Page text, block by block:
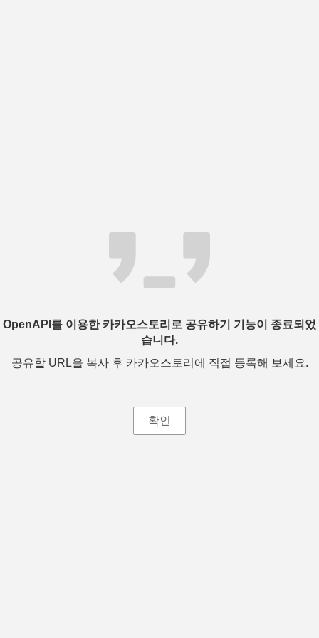
OpenAPI를 이용한 카카오스토리로 공유하기 기능이 종료되었
습니다.
공유할 URL을 복사 후 카카오스토리에 직접 등록해 보세요.
확인